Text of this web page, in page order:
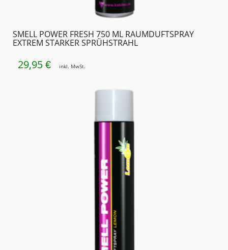
SMELL POWER FRESH 750 ML RAUMDUFTSPRAY
EXTREM STARKER SPRÜHSTRAHL
29,95 € inkl. MwSt.